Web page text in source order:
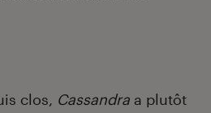
clos, Cassandra a plutôt